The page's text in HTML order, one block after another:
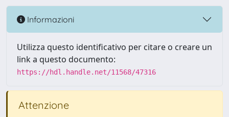
Informazioni
Utilizza questo identificativo per citare o creare un
link a questo documento:
https://hdl.handle.net/11568/47316
Attenzione